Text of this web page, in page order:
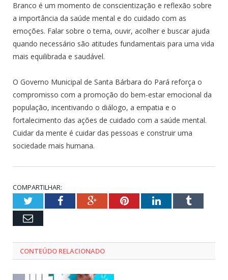
Branco é um momento de conscientização e reflexão sobre
a importância da saúde mental e do cuidado com as
emoções. Falar sobre o tema, ouvir, acolher e buscar ajuda
quando necessário são atitudes fundamentais para uma vida
mais equilibrada e saudável.
O Governo Municipal de Santa Bárbara do Pará reforça o
compromisso com a promoção do bem-estar emocional da
população, incentivando o diálogo, a empatia e o
fortalecimento das ações de cuidado com a saúde mental.
Cuidar da mente é cuidar das pessoas e construir uma
sociedade mais humana.
COMPARTILHAR:
TwitterFacebookGoogle+PinterestLinkedInTumblr
Email
CONTEÚDO RELACIONADO